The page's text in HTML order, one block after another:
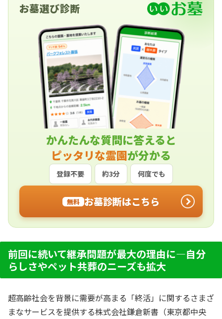
お墓選び診断
かんたんな質問に答えると
ピッタリな霊園が分かる
登録不要 約3分 何度でも
無料 お墓診断はこちら
前回に続いて継承問題が最大の理由に—自分
らしさやペット共葬のニーズも拡大
超高齢社会を背景に需要が高まる「終活」に関するさまざ
まなサービスを提供する株式会社鎌倉新書（東京都中央